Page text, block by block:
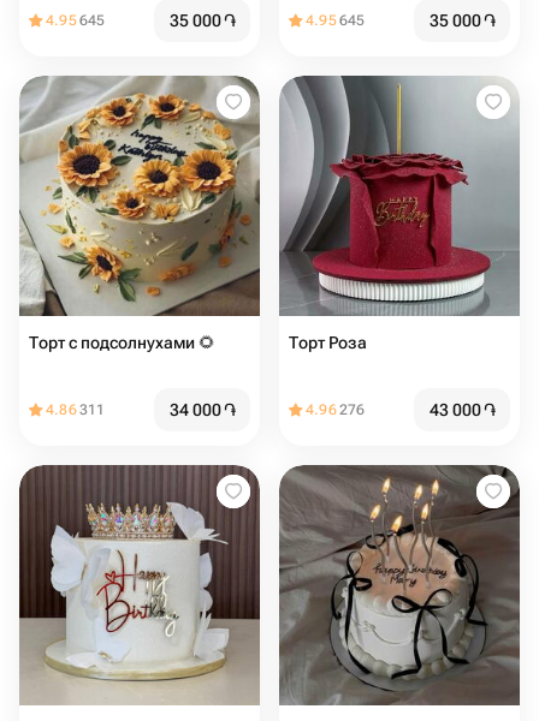
4.95645 35 000֏ 4.95645 35 000֏
Торт с подсолнухами 🌻
4.86311 34 000֏
Торт Роза
4.96276 43 000֏